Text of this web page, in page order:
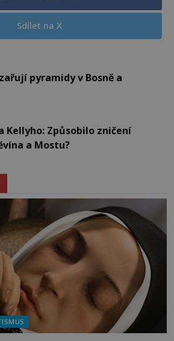
Sdílet na X
pyramidy v Bosně a
Kellyho: Způsobilo zničení
a Mostu?